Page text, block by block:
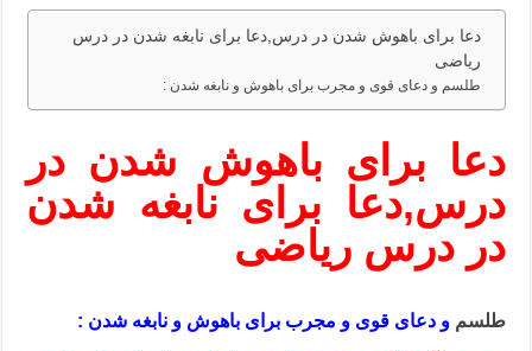
دعا برای باهوش شدن در درس,دعا برای نابغه شدن در درس
ریاضی
طلسم و دعای قوی و مجرب برای باهوش و نابغه شدن :
دعا برای باهوش شدن در
درس,دعا برای نابغه شدن
در درس ریاضی
طلسم و دعای قوی و مجرب برای باهوش و نابغه شدن :